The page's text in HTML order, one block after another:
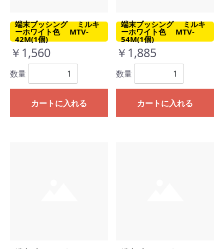
端末ブッシング ミルキ
ーホワイト色 MTV-
42M(1個)
￥1,560
数量
カートに入れる
端末ブッシング ミルキ
ーホワイト色 MTV-
54M(1個)
￥1,885
数量
カートに入れる